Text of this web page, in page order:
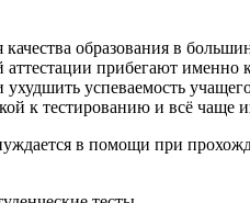
образования в
аттестации прибегают
успеваемость
к тестированию и всё
в помощи при